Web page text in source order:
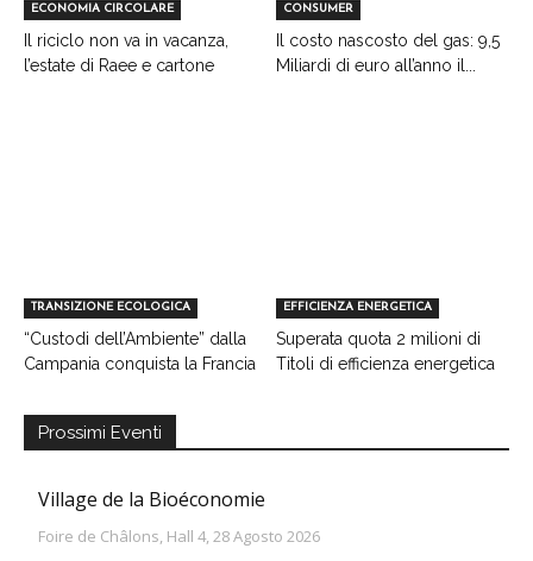
ECONOMIA CIRCOLARE
Il riciclo non va in vacanza,
l’estate di Raee e cartone
CONSUMER
Il costo nascosto del gas: 9,5
Miliardi di euro all’anno il...
TRANSIZIONE ECOLOGICA
“Custodi dell’Ambiente” dalla
Campania conquista la Francia
EFFICIENZA ENERGETICA
Superata quota 2 milioni di
Titoli di efficienza energetica
Prossimi Eventi
Village de la Bioéconomie
Foire de Châlons, Hall 4, 28 Agosto 2026